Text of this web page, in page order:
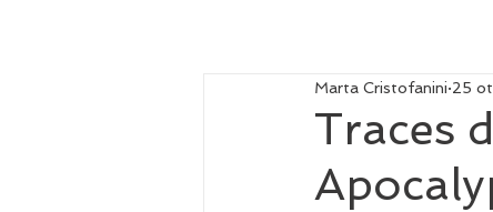
Traces
Marta Cristofanini 25